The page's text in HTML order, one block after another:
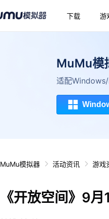
下载 游
MuMu模
适配
MuMu模拟器 活动资讯 游戏
《开放空间》9